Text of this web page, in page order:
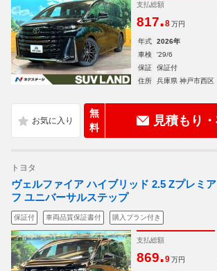
支払総額
817.8 万円
年式 2026年
車検
'29/6
保証
保証付
住所
兵庫県 神戸市西区
無
料
見積もり
トヨタ
ヴェルファイア ハイブリッド 2.5 Zプレミ
フ ユニバーサルステップ
保証付 車両品質保証書付 購入プラン付き
支払総額
869.9 万円